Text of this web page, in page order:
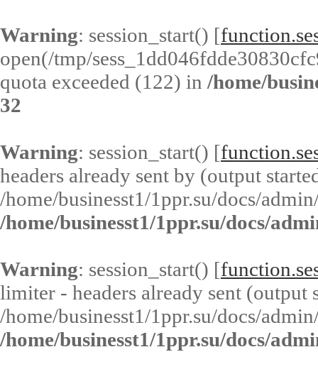
Warning: session_start() [
open(/tmp/
quota exceeded (122) in /home/
32
Warning: session_start() [
headers already sent by (output
/home/businesst1/1ppr.su/docs/
/home/businesst1/1ppr.su/docs/
Warning: session_start() [
limiter - headers already sent (output
/home/businesst1/1ppr.su/docs/
/home/businesst1/1ppr.su/docs/